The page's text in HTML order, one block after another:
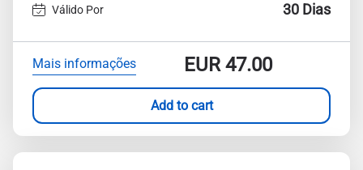
Válido Por 30 Dias
Mais informações EUR47.00
Add to cart